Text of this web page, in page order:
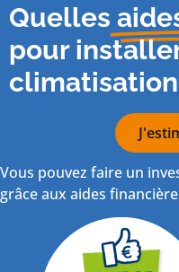
Quelles
pour
climatisation
Vous pouvez faire un
grâce aux aides